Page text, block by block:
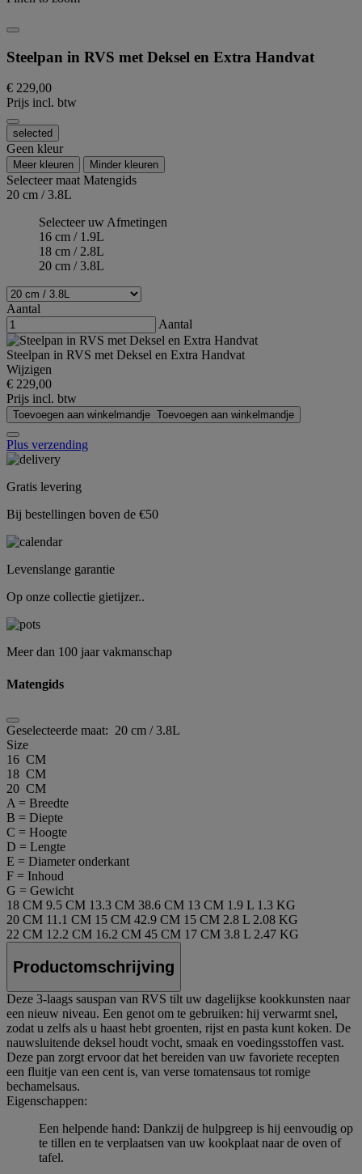
Steelpan in RVS met Deksel en Extra Handvat
€ 229,00
Prijs incl. btw
selected
Geen kleur
Meer kleuren Minder kleuren
Selecteer maatMatengids
20 cm / 3.8L
Selecteer uw Afmetingen
16 cm / 1.9L
18 cm / 2.8L
20 cm / 3.8L
Aantal
Aantal
Steelpan in RVS met Deksel en Extra Handvat
Wijzigen
€ 229,00
Prijs incl. btw
Toevoegen aan winkelmandje Toevoegen aan winkelmandje
Plus verzending
Gratis levering
Bij bestellingen boven de €50
Levenslange garantie
Op onze collectie gietijzer..
Meer dan 100 jaar vakmanschap
Matengids
Geselecteerde maat: 20 cm / 3.8L
Size
16 CM
18 CM
20 CM
A = Breedte
B = Diepte
C = Hoogte
D = Lengte
E = Diameter onderkant
F = Inhoud
G = Gewicht
18 CM 9.5 CM 13.3 CM 38.6 CM 13 CM 1.9 L 1.3 KG
20 CM 11.1 CM 15 CM 42.9 CM 15 CM 2.8 L 2.08 KG
22 CM 12.2 CM 16.2 CM 45 CM 17 CM 3.8 L 2.47 KG
Productomschrijving
Deze 3-laags sauspan van RVS tilt uw dagelijkse kookkunsten naar
een nieuw niveau. Een genot om te gebruiken: hij verwarmt snel,
zodat u zelfs als u haast hebt groenten, rijst en pasta kunt koken. De
nauwsluitende deksel houdt vocht, smaak en voedingsstoffen vast.
Deze pan zorgt ervoor dat het bereiden van uw favoriete recepten
een fluitje van een cent is, van verse tomatensaus tot romige
bechamelsaus.
Eigenschappen:
Een helpende hand: Dankzij de hulpgreep is hij eenvoudig op
te tillen en te verplaatsen van uw kookplaat naar de oven of
tafel.